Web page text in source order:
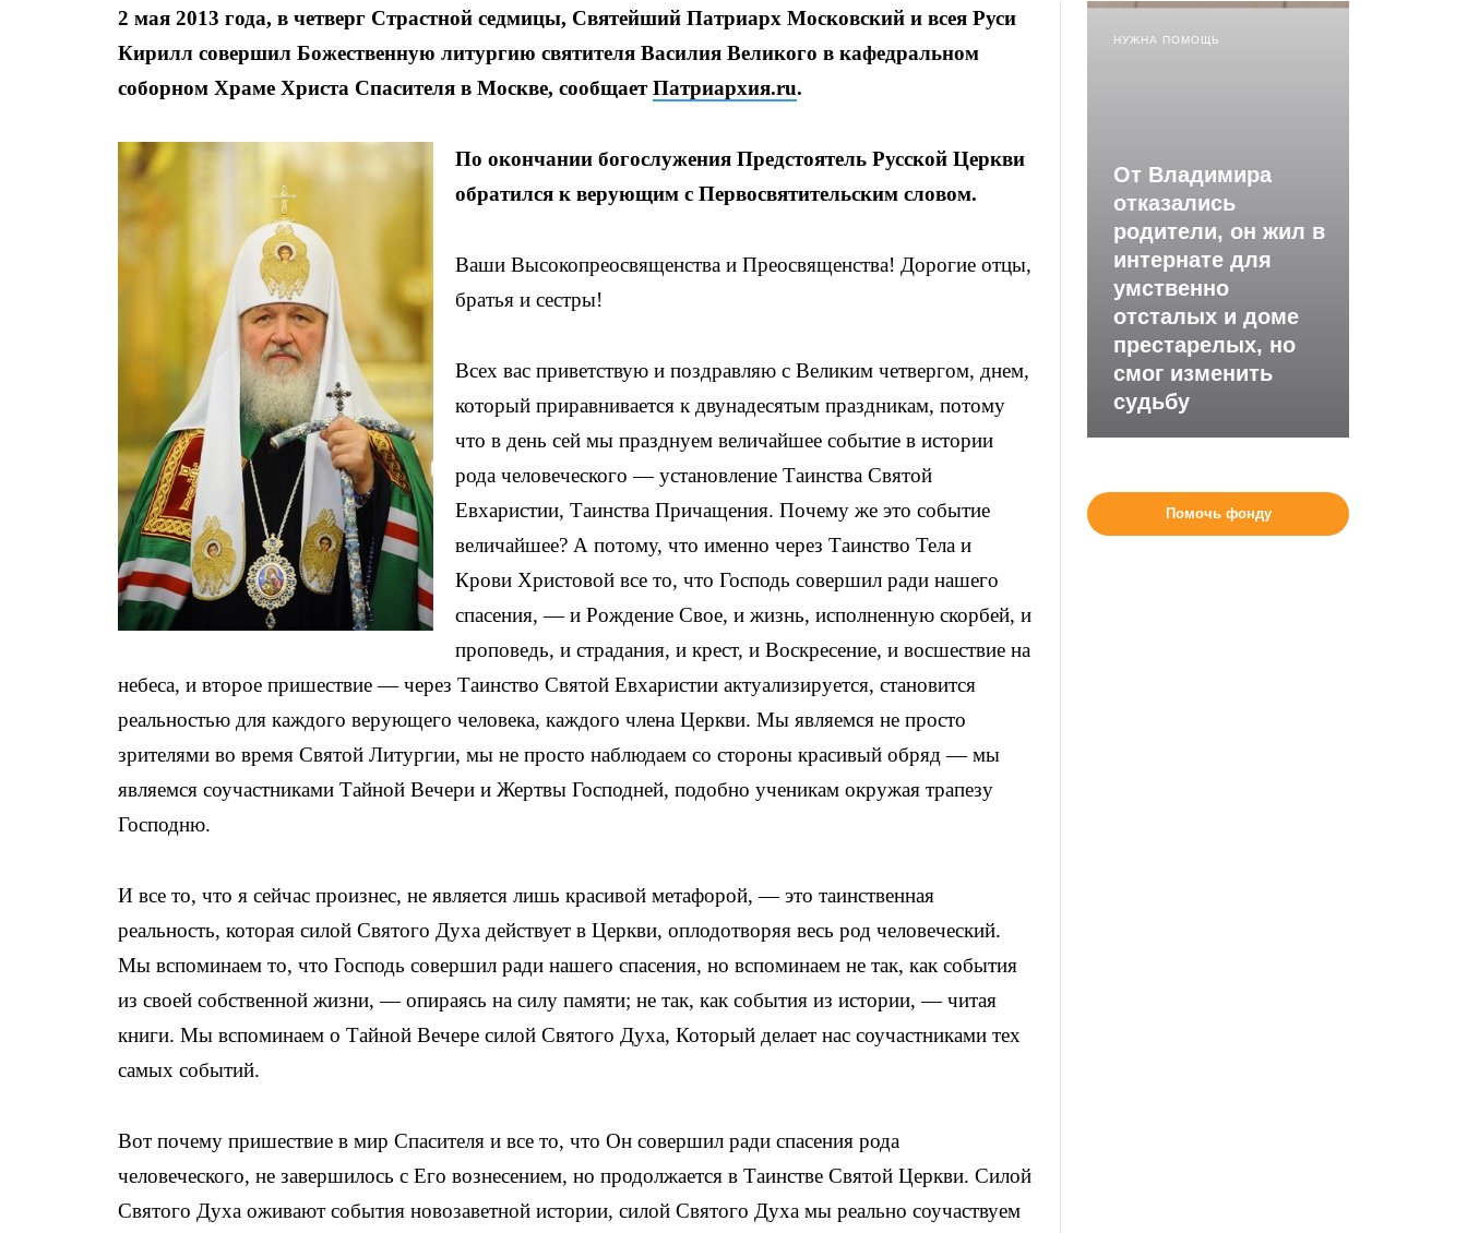
2 мая 2013 года, в четверг Страстной седмицы, Святейший Патриарх Московский и всея Руси
Кирилл совершил Божественную литургию святителя Василия Великого в кафедральном
соборном Храме Христа Спасителя в Москве, сообщаетПатриархия.ru.
По окончании богослужения Предстоятель Русской Церкви
обратился к верующим с Первосвятительским словом.
Ваши Высокопреосвященства и Преосвященства! Дорогие отцы,
братья и сестры!
Всех вас приветствую и поздравляю с Великим четвергом, днем,
который приравнивается к двунадесятым праздникам, потому
что в день сей мы празднуем величайшее событие в истории
рода человеческого — установление Таинства Святой
Евхаристии, Таинства Причащения. Почему же это событие
величайшее? А потому, что именно через Таинство Тела и
Крови Христовой все то, что Господь совершил ради нашего
спасения, — и Рождение Свое, и жизнь, исполненную скорбей, и
проповедь, и страдания, и крест, и Воскресение, и восшествие на
небеса, и второе пришествие — через Таинство Святой Евхаристии актуализируется, становится
реальностью для каждого верующего человека, каждого члена Церкви. Мы являемся не просто
зрителями во время Святой Литургии, мы не просто наблюдаем со стороны красивый обряд — мы
являемся соучастниками Тайной Вечери и Жертвы Господней, подобно ученикам окружая трапезу
Господню.
И все то, что я сейчас произнес, не является лишь красивой метафорой, — это таинственная
реальность, которая силой Святого Духа действует в Церкви, оплодотворяя весь род человеческий.
Мы вспоминаем то, что Господь совершил ради нашего спасения, но вспоминаем не так, как события
из своей собственной жизни, — опираясь на силу памяти; не так, как события из истории, — читая
книги. Мы вспоминаем о Тайной Вечере силой Святого Духа, Который делает нас соучастниками тех
самых событий.
Вот почему пришествие в мир Спасителя и все то, что Он совершил ради спасения рода
человеческого, не завершилось с Его вознесением, но продолжается в Таинстве Святой Церкви. Силой
Святого Духа оживают события новозаветной истории, силой Святого Духа мы реально соучаствуем
НУЖНА ПОМОЩЬ
От Владимира
отказались
родители, он жил в
интернате для
умственно
отсталых и доме
престарелых, но
смог изменить
судьбу
Помочь фонду